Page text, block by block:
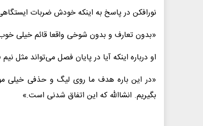
نورافکن در پاسخ به اینکه خودش ضربات ایستگاهی
«بدون تعارف و بدون شوخی واقعا قائم خیلی
او درباره اینکه آیا در پایان فصل می‌تواند مثل
«در این باره هدف ما روی لیگ و حذفی خیلی
بگیریم. انشاالله که این اتفاق شدنی است.»